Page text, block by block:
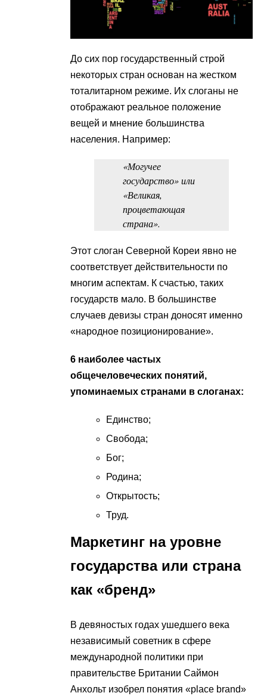
До сих пор государственный строй
некоторых стран основан на жестком
тоталитарном режиме. Их слоганы не
отображают реальное положение
вещей и мнение большинства
населения. Например:
«Могучее
государство» или
«Великая,
процветающая
страна».
Этот слоган Северной Кореи явно не
соответствует действительности по
многим аспектам. К счастью, таких
государств мало. В большинстве
случаев девизы стран доносят именно
«народное позиционирование».
6 наиболее частых
общечеловеческих понятий,
упоминаемых странами в слоганах:
Единство;
Свобода;
Бог;
Родина;
Открытость;
Труд.
Маркетинг на уровне
государства или страна
как «бренд»
В девяностых годах ушедшего века
независимый советник в сфере
международной политики при
правительстве Британии Саймон
Анхольт изобрел понятия «place brand»